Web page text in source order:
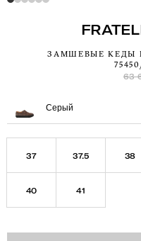
ЗАМШЕВЫЕ КЕДЫ
63
Серый
37 37.5 38
40 41